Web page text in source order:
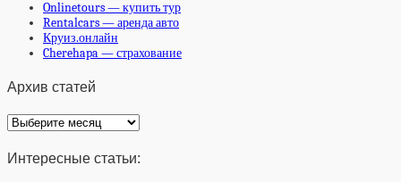
Onlinetours — купить тур
Rentalcars — аренда авто
Круиз.онлайн
Cherehapa — страхование
Архив статей
Архив
статей
Интересные статьи: